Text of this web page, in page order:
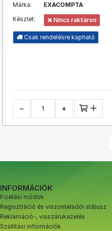
Márka:
EXACOMPTA
Készlet:
Nincs raktáron
Csak rendelésre kapható
− +
INFORMÁCIÓK
Fizetési módok
Regisztráció és viszonteladói státusz
Reklamáció-, visszárukezelés
Szállítási információk